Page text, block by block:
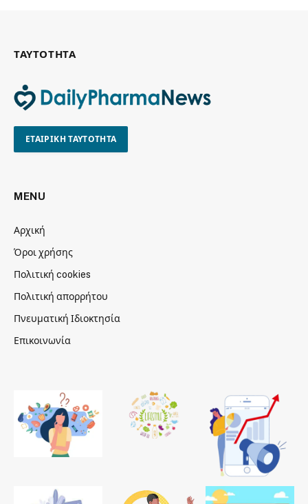
ΤΑΥΤΟΤΗΤΑ
ΕΤΑΙΡΙΚΗ ΤΑΥΤΟΤΗΤΑ
MENU
Αρχική
Όροι χρήσης
Πολιτική cookies
Πολιτική απορρήτου
Πνευματική Ιδιοκτησία
Επικοινωνία